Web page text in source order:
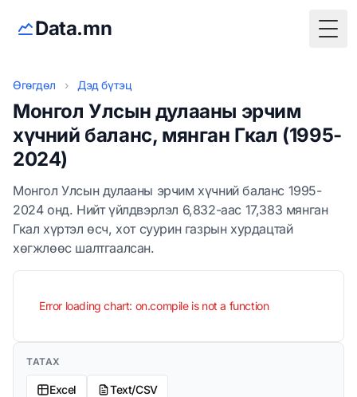
Data.mn
Өгөгдөл › Дэд бүтэц
Монгол Улсын дулааны эрчим
хүчний баланс, мянган Гкал (1995-
2024)
Монгол Улсын дулааны эрчим хүчний баланс 1995-
2024 онд. Нийт үйлдвэрлэл 6,832-аас 17,383 мянган
Гкал хүртэл өсч, хот суурин газрын хурдацтай
хөгжлөөс шалтгаалсан.
Error loading chart: on.compile is not a function
ТАТАХ
Excel Text/CSV